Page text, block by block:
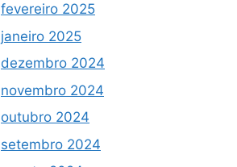
fevereiro 2025
janeiro 2025
dezembro 2024
novembro 2024
outubro 2024
setembro 2024